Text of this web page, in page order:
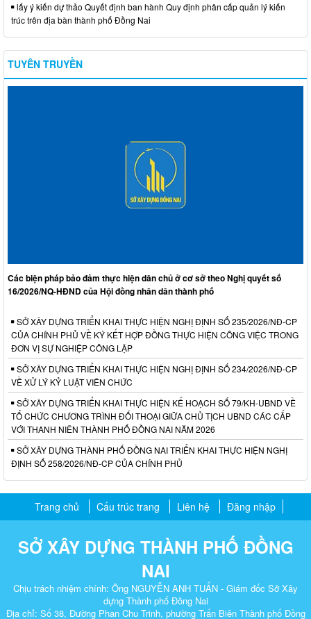
lấy ý kiến dự thảo Quyết định ban hành Quy định phân cấp quản lý kiến
trúc trên địa bàn thành phố Đồng Nai
TUYÊN TRUYỀN
Các biện pháp bảo đảm thực hiện dân chủ ở cơ sở theo Nghị quyết số
16/2026/NQ-HĐND của Hội đồng nhân dân thành phố
SỞ XÂY DỰNG TRIỂN KHAI THỰC HIỆN NGHỊ ĐỊNH SỐ 235/2026/NĐ-CP
CỦA CHÍNH PHỦ VỀ KÝ KẾT HỢP ĐỒNG THỰC HIỆN CÔNG VIỆC TRONG
ĐƠN VỊ SỰ NGHIỆP CÔNG LẬP
SỞ XÂY DỰNG TRIỂN KHAI THỰC HIỆN NGHỊ ĐỊNH SỐ 234/2026/NĐ-CP
VỀ XỬ LÝ KỶ LUẬT VIÊN CHỨC
SỞ XÂY DỰNG TRIỂN KHAI THỰC HIỆN KẾ HOẠCH SỐ 79/KH-UBND VỀ
TỔ CHỨC CHƯƠNG TRÌNH ĐỐI THOẠI GIỮA CHỦ TỊCH UBND CÁC CẤP
VỚI THANH NIÊN THÀNH PHỐ ĐỒNG NAI NĂM 2026
SỞ XÂY DỰNG THÀNH PHỐ ĐỒNG NAI TRIỂN KHAI THỰC HIỆN NGHỊ
ĐỊNH SỐ 258/2026/NĐ-CP CỦA CHÍNH PHỦ
Trang chủ Cấu trúc trang Liên hệ Đăng nhập
SỞ XÂY DỰNG THÀNH PHỐ ĐỒNG
NAI
Chịu trách nhiệm chính: Ông NGUYỄN ANH TUẤN - Giám đốc Sở Xây
dựng Thành phố Đồng Nai
Địa chỉ: Số 38, Đường Phan Chu Trinh, phường Trấn Biên Thành phố Đồng